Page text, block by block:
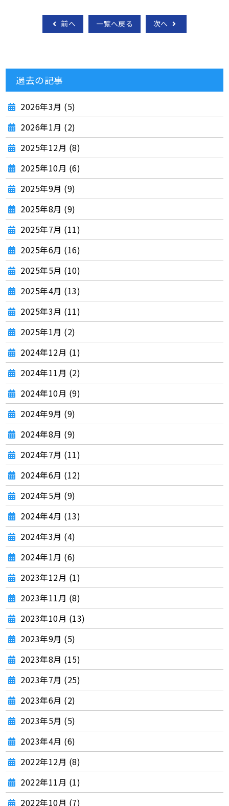
前へ 一覧へ戻る 次へ
過去の記事
2026年3月 (5)
2026年1月 (2)
2025年12月 (8)
2025年10月 (6)
2025年9月 (9)
2025年8月 (9)
2025年7月 (11)
2025年6月 (16)
2025年5月 (10)
2025年4月 (13)
2025年3月 (11)
2025年1月 (2)
2024年12月 (1)
2024年11月 (2)
2024年10月 (9)
2024年9月 (9)
2024年8月 (9)
2024年7月 (11)
2024年6月 (12)
2024年5月 (9)
2024年4月 (13)
2024年3月 (4)
2024年1月 (6)
2023年12月 (1)
2023年11月 (8)
2023年10月 (13)
2023年9月 (5)
2023年8月 (15)
2023年7月 (25)
2023年6月 (2)
2023年5月 (5)
2023年4月 (6)
2022年12月 (8)
2022年11月 (1)
2022年10月 (7)